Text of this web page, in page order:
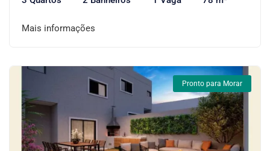
Mais informações
Pronto para Morar